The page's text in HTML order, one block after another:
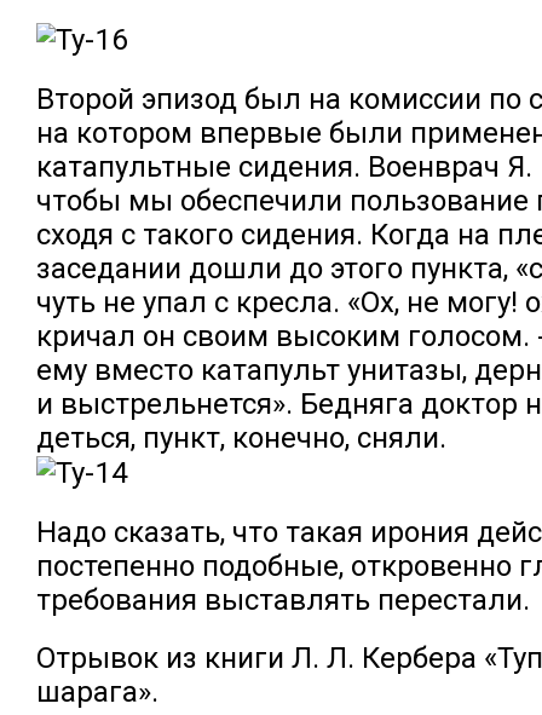
Второй эпизод был на комиссии по
на котором впервые были
катапультные сидения. Военврач Я.
чтобы мы обеспечили пользование
сходя с такого сидения. Когда на
заседании дошли до этого пункта,
чуть не упал с кресла. «Ох, не могу!
кричал он своим высоким голосом.
ему вместо катапульт унитазы,
и выстрельнется». Бедняга доктор
деться, пункт, конечно, сняли.
Надо сказать, что такая ирония
постепенно подобные, откровенно
требования выставлять перестали.
Отрывок из книги Л. Л. Кербера
шарага».